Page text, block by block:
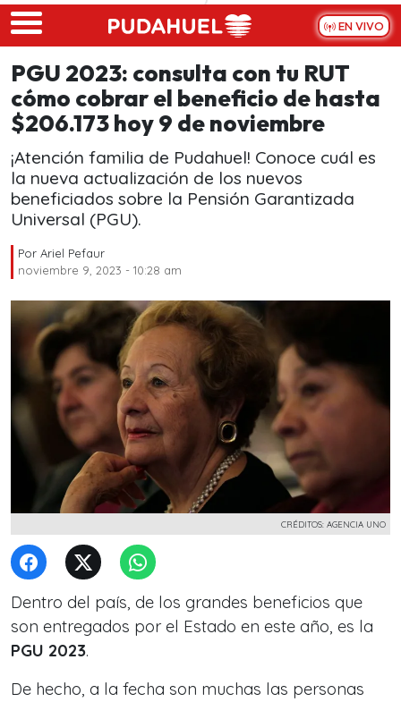
Skip to main content
EN VIVO
PGU 2023: consulta con tu RUT
cómo cobrar el beneficio de hasta
$206.173 hoy 9 de noviembre
¡Atención familia de Pudahuel! Conoce cuál es
la nueva actualización de los nuevos
beneficiados sobre la Pensión Garantizada
Universal (PGU).
Por Ariel Pefaur
noviembre 9, 2023 - 10:28 am
CRÉDITOS: AGENCIA UNO
Dentro del país, de los grandes beneficios que
son entregados por el Estado en este año, es la
PGU 2023.
De hecho, a la fecha son muchas las personas